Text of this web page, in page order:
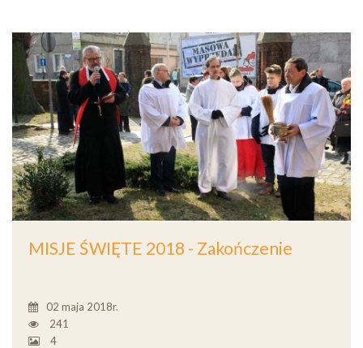
MISJE ŚWIĘTE 2018 - Zakończenie
02 maja 2018r.
241
4